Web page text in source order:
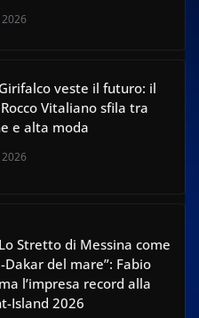
veste il futuro: il
Vitaliano sfila tra
e alta moda
Stretto di Messina come
Dakar del mare”: Fabio
l’impresa record alla
Island 2026